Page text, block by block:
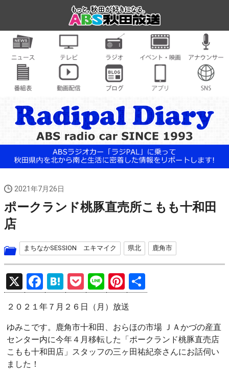
2021年7月26日
ポークランド桃豚直売所こもも十和田
店
まちなかSESSION エキマイク 県北 鹿角市
X
F
a
ce
b
o
H
at
e
n
a
P
o
ck
et
Li
n
e
Pi
nt
er
es
t
有
２０２１年７月２６日（月）放送
ゆみこです。鹿角市十和田、おらほの市場 ＪＡかづの産直
センター内に今年４月移転した「ポークランド桃豚直売店
こもも十和田店」スタッフの三ヶ田祐紀奈さんにお話伺い
ました！